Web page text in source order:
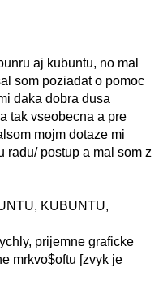
aj kubuntu, no mal
som poziadat o pomoc
daka dobra dusa
tak vseobecna a pre
mojm dotaze mi
radu/ postup a mal som z
KUBUNTU,
prijemne graficke
mrkvo$oftu [zvyk je